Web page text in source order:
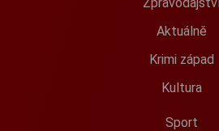
Aktuálně
Krimi západ
Kultura
Sport